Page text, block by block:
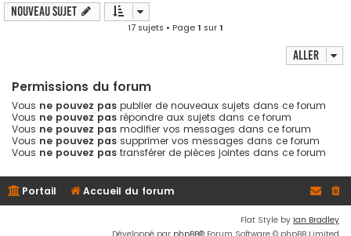
Nouveau sujet
17 sujets • Page1 sur1
Aller
Permissions du forum
Vous ne pouvez pas publier de nouveaux sujets dans ce forum
Vous ne pouvez pas répondre aux sujets dans ce forum
Vous ne pouvez pas modifier vos messages dans ce forum
Vous ne pouvez pas supprimer vos messages dans ce forum
Vous ne pouvez pas transférer de pièces jointes dans ce forum
Portail Accueil du forum
Flat Style by Ian Bradley